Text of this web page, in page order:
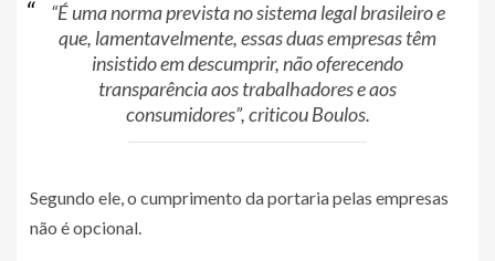
“É uma norma prevista no sistema legal brasileiro e
que, lamentavelmente, essas duas empresas têm
insistido em descumprir, não oferecendo
transparência aos trabalhadores e aos
consumidores”, criticou Boulos.
Segundo ele, o cumprimento da portaria pelas empresas
não é opcional.